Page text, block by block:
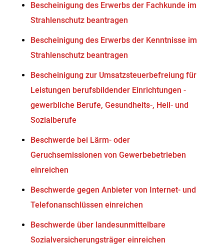
Bescheinigung des Erwerbs der Fachkunde im
Strahlenschutz beantragen
Bescheinigung des Erwerbs der Kenntnisse im
Strahlenschutz beantragen
Bescheinigung zur Umsatzsteuerbefreiung für
Leistungen berufsbildender Einrichtungen -
gewerbliche Berufe, Gesundheits-, Heil- und
Sozialberufe
Beschwerde bei Lärm- oder
Geruchsemissionen von Gewerbebetrieben
einreichen
Beschwerde gegen Anbieter von Internet- und
Telefonanschlüssen einreichen
Beschwerde über landesunmittelbare
Sozialversicherungsträger einreichen